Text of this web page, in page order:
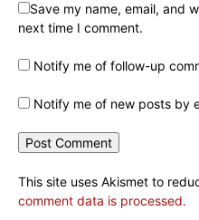
Save my name, email, and
next time I comment.
Notify me of follow-up
Notify me of new posts by
This site uses Akismet to
comment data is processed.